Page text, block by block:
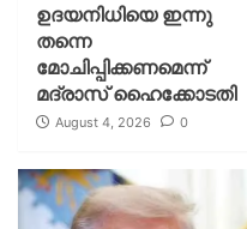
ഉദയനിധിയെ ഇന്നു
തന്നെ
മോചിപ്പിക്കണമെന്ന്
മദ്രാസ് ഹൈക്കോടതി
August 4, 2026 0